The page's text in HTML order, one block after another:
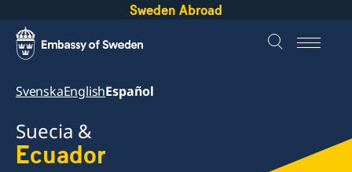
Sweden Abroad
SvenskaEnglishEspañol
Suecia &
Ecuador